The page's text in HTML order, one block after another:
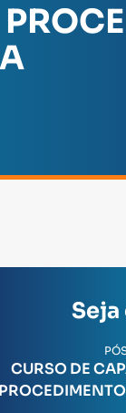
CURSO DE